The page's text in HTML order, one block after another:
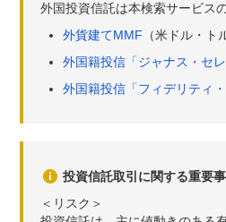
外国投資信託は本検索サービス
外貨建てMMF （米ドル・ト
外国籍投信「ジャナス・セレ
外国籍投信「フィデリティ
投資信託取引に関する重要
＜リスク＞